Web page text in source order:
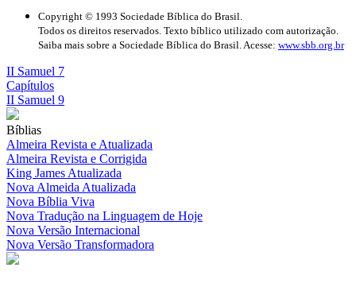
Copyright © 1993 Sociedade Bíblica do Brasil.
Todos os direitos reservados. Texto bíblico utilizado com autorização.
Saiba mais sobre a Sociedade Bíblica do Brasil. Acesse: www.sbb.org.br
II Samuel 7
Capítulos
II Samuel 9
Bíblias
Almeira Revista e Atualizada
Almeira Revista e Corrigida
King James Atualizada
Nova Almeida Atualizada
Nova Bíblia Viva
Nova Tradução na Linguagem de Hoje
Nova Versão Internacional
Nova Versão Transformadora